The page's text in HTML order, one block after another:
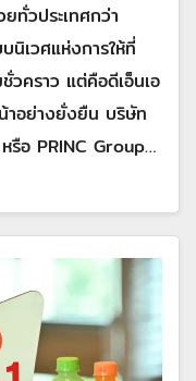
ทั่วประเทศกว่า
นิเวศแห่งการให้ที่
วคราว แต่คือดีเอ็นเอ
าอย่างยั่งยืน บริษัท
อ PRINC Group…